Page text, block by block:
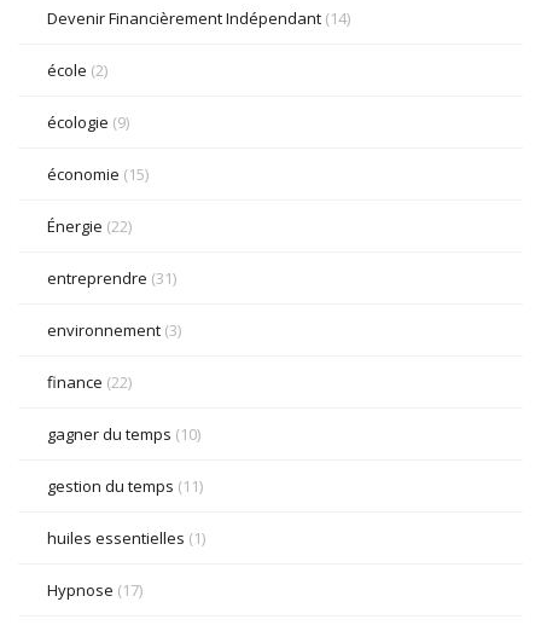
Devenir Financièrement Indépendant (14)
école (2)
écologie (9)
économie (15)
Énergie (22)
entreprendre (31)
environnement (3)
finance (22)
gagner du temps (10)
gestion du temps (11)
huiles essentielles (1)
Hypnose (17)